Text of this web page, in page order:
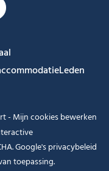
Leden
- Mijn cookies bewerken
Google'sprivacybeleid
toepassing.